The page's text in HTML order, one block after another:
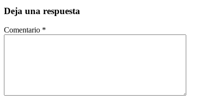
Deja una respuesta
Comentario *